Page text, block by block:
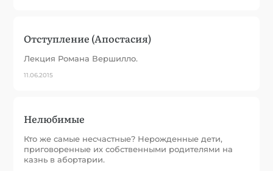
Отступление (Апостасия)
Лекция Романа Вершилло.
11.06.2015
Нелюбимые
Кто же самые несчастные? Нерожденные дети,
приговоренные их собственными родителями на
казнь в абортарии.